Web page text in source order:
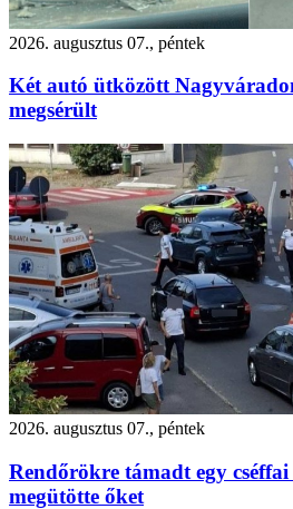
2026. augusztus 07., péntek
Két autó ütközött
megsérült
2026. augusztus 07., péntek
Rendőrökre támadt egy
megütötte őket